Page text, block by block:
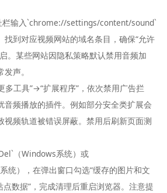
栏输入`chrome://settings/content/sound`
找到对应视频网站的域名条目，确保“允许
。某些网站因隐私策略默认禁用音频加
声。
多工具”→“扩展程序”，依次禁用广告拦
音频播放的插件。例如部分安全类扩展会
视频轨道被错误屏蔽。禁用后刷新页面测
（Windows系统）或
统），在弹出窗口勾选“缓存的图片和文
点数据”，完成清理后重启浏览器。注意提